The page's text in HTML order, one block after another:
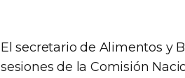
El secretario de Alimentos y
sesiones de la Comisión